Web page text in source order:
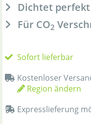
Dichtet
Für CO2
Sofort lieferbar
Kostenloser
Region ändern
Expresslieferung